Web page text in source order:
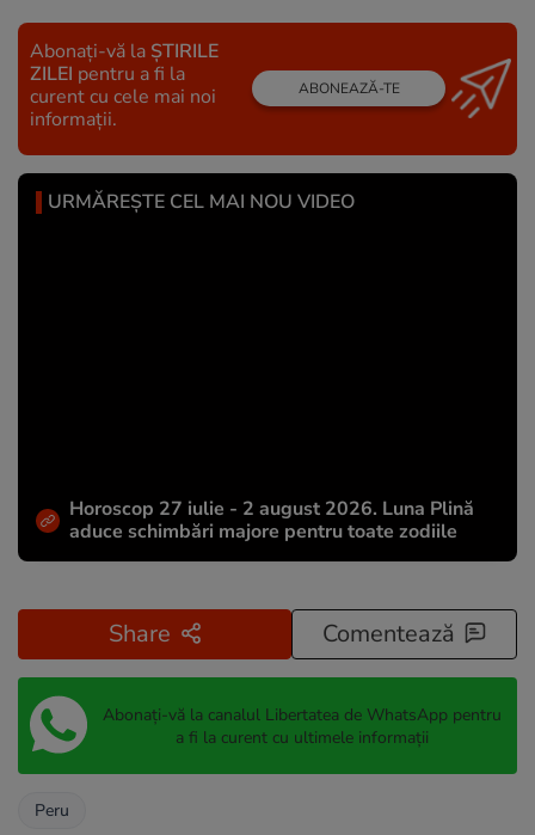
Abonați-vă la ȘTIRILE
ZILEI pentru a fi la
curent cu cele mai noi
informații.
ABONEAZĂ-TE
URMĂREȘTE CEL MAI NOU VIDEO
Horoscop 27 iulie - 2 august 2026. Luna Plină
aduce schimbări majore pentru toate zodiile
Share Comentează
Abonați-vă la canalul Libertatea de WhatsApp pentru
a fi la curent cu ultimele informații
Peru